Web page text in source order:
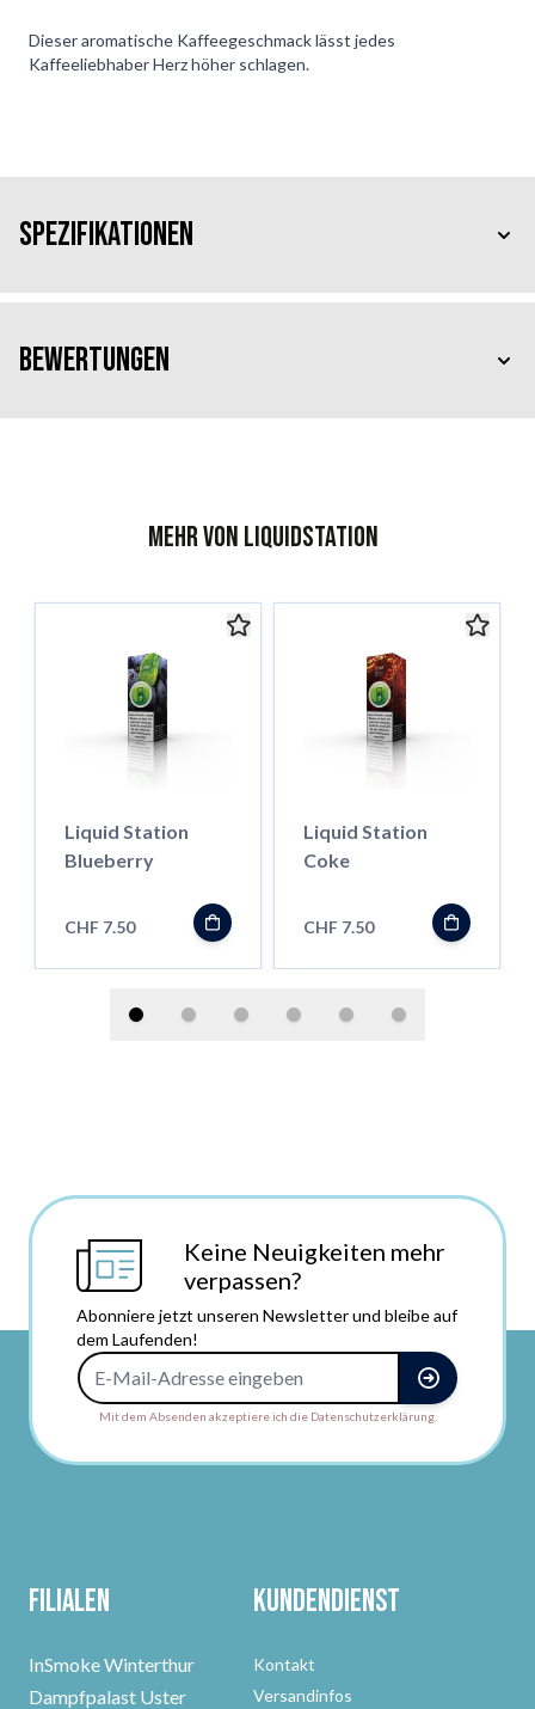
Dieser aromatische Kaffeegeschmack lässt jedes
Kaffeeliebhaber Herz höher schlagen.
Spezifikationen
Bewertungen
Mehr von Liquidstation
Liquid Station
Blueberry
CHF 7.50
Liquid Station
Coke
CHF 7.50
Keine Neuigkeiten mehr
verpassen?
Abonniere jetzt unseren Newsletter und bleibe auf
dem Laufenden!
Mit dem Absenden akzeptiere ich die Datenschutzerklärung.
Filialen
InSmoke Winterthur
Dampfpalast Uster
Kundendienst
Kontakt
Versandinfos